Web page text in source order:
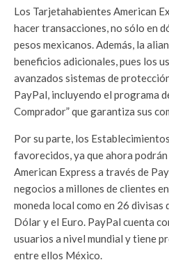
Los Tarjetahabientes American
hacer transacciones, no sólo en
pesos mexicanos. Además, la
beneficios adicionales, pues los
avanzados sistemas de
PayPal, incluyendo el programa
Comprador” que garantiza sus
Por su parte, los
favorecidos, ya que ahora
American Express a través de
negocios a millones de clientes
moneda local como en 26
Dólar y el Euro. PayPal cuenta
usuarios a nivel mundial y tiene
entre ellos México.